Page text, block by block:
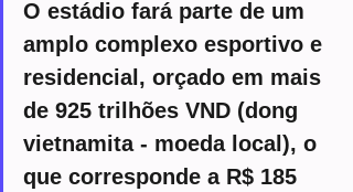
O estádio fará parte de um
amplo complexo esportivo e
residencial, orçado em mais
de 925 trilhões VND (dong
vietnamita - moeda local), o
que corresponde a R$ 185